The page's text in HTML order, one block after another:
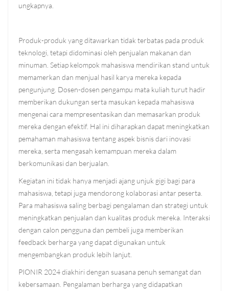
ungkapnya.
Produk-produk yang ditawarkan tidak terbatas pada produk
teknologi, tetapi didominasi oleh penjualan makanan dan
minuman. Setiap kelompok mahasiswa mendirikan stand untuk
memamerkan dan menjual hasil karya mereka kepada
pengunjung. Dosen-dosen pengampu mata kuliah turut hadir
memberikan dukungan serta masukan kepada mahasiswa
mengenai cara mempresentasikan dan memasarkan produk
mereka dengan efektif. Hal ini diharapkan dapat meningkatkan
pemahaman mahasiswa tentang aspek bisnis dari inovasi
mereka, serta mengasah kemampuan mereka dalam
berkomunikasi dan berjualan.
Kegiatan ini tidak hanya menjadi ajang unjuk gigi bagi para
mahasiswa, tetapi juga mendorong kolaborasi antar peserta.
Para mahasiswa saling berbagi pengalaman dan strategi untuk
meningkatkan penjualan dan kualitas produk mereka. Interaksi
dengan calon pengguna dan pembeli juga memberikan
feedback berharga yang dapat digunakan untuk
mengembangkan produk lebih lanjut.
PIONIR 2024 diakhiri dengan suasana penuh semangat dan
kebersamaan. Pengalaman berharga yang didapatkan